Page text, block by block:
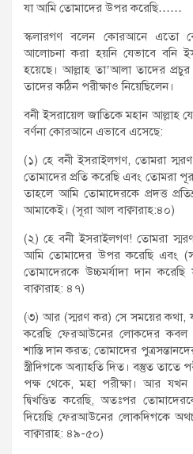
যা আমি তোমাদের উপর করেছি……
স্কলারগণ বলেন কোরআনে এতো
আলোচনা করা হয়নি যেভাবে বনি
হয়েছে। আল্লাহ তা’আলা তাদের প্রচুর
তাদের কঠিন পরীক্ষাও নিয়েছিলেন।
বনী ইসরায়েল জাতিকে মহান আল্লাহ
বর্ণনা কোরআনে এভাবে এসেছে:
(১) হে বনী ইসরাইলগণ, তোমরা
তোমাদের প্রতি করেছি এবং তোমরা
তাহলে আমি তোমাদেরকে প্রদত্ত
আমাকেই। (সূরা আল বাক্বারাহ:৪০)
(২) হে বনী ইসরাইলগণ! তোমরা
আমি তোমাদের উপর করেছি এবং
তোমাদেরকে উচ্চমর্যাদা দান
বাক্বারাহ: ৪৭)
(৩) আর (স্মরণ কর) সে সময়ের কথা,
করেছি ফেরআউনের লোকদের কবল
শাস্তি দান করত; তোমাদের
স্ত্রীদিগকে অব্যাহতি দিত। বস্তুত তাতে
পক্ষ থেকে, মহা পরীক্ষা। আর যখন
দ্বিখণ্ডিত করেছি, অতঃপর
দিয়েছি ফেরআউনের লোকদিগকে
বাক্বারাহ: ৪৯-৫০)